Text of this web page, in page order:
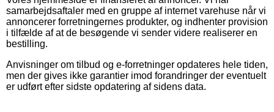
samarbejdsaftaler med en gruppe af internet varehuse når vi
annoncerer forretningernes produkter, og indhenter provision
i tilfælde af at de besøgende vi sender videre realiserer en
bestilling.
Anvisninger om tilbud og e-forretninger opdateres hele tiden,
men der gives ikke garantier imod forandringer der eventuelt
er udført efter sidste opdatering af sidens data.